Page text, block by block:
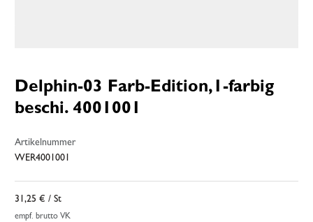
Delphin-03 Farb-Edition,1-farbig
beschi. 4001001
Artikelnummer
WER4001001
31,25 € / St
empf. brutto VK